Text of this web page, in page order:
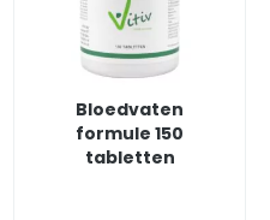
Bloedvaten
formule 150
tabletten